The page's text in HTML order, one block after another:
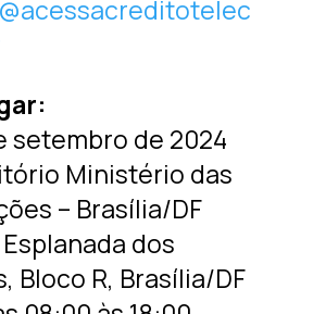
setembro de 2024
Ministério das
– Brasília/DF
dos
Bloco R, Brasília/DF